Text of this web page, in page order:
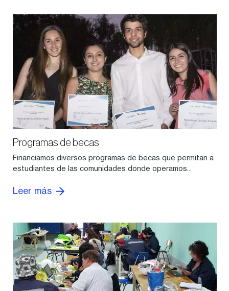
Programas de becas
Financiamos diversos programas de becas que permitan a
estudiantes de las comunidades donde operamos...
Leer más